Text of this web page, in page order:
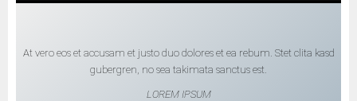
At vero eos et accusam et justo duo dolores et ea rebum. Stet clita kasd
gubergren, no sea takimata sanctus est.
LOREM IPSUM